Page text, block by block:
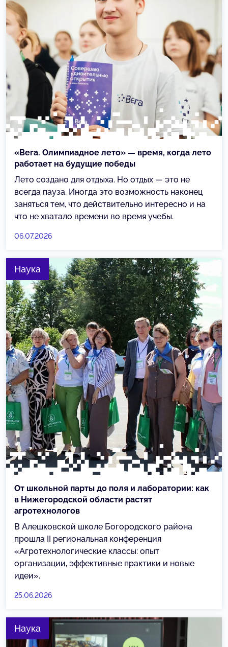
«Вега. Олимпиадное лето» — время, когда лето
работает на будущие победы
Лето создано для отдыха. Но отдых — это не
всегда пауза. Иногда это возможность наконец
заняться тем, что действительно интересно и на
что не хватало времени во время учебы.
06.07.2026
Наука
От школьной парты до поля и лаборатории: как
в Нижегородской области растят
агротехнологов
В Алешковской школе Богородского района
прошла II региональная конференция
«Агротехнологические классы: опыт
организации, эффективные практики и новые
идеи».
25.06.2026
Наука